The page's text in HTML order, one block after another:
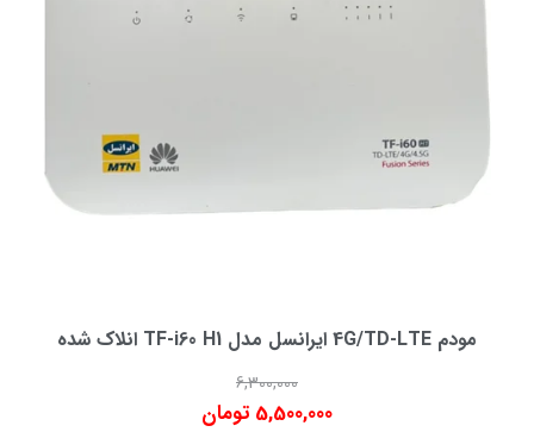
مودم 4G/TD-LTE ایرانسل مدل TF-i60 H1 انلاک شده
6,300,000
5,500,000 تومان